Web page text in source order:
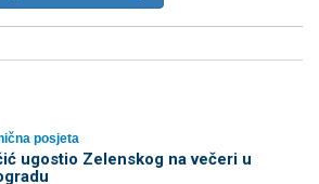
posjeta
ugostio Zelenskog na večeri u